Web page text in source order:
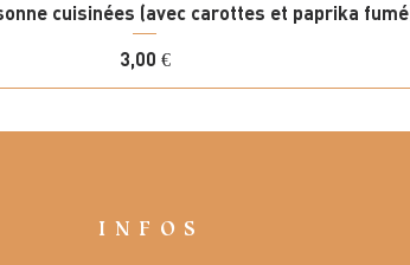
cuisinées (avec carottes et paprika
Prix
3,00 €
INFOS